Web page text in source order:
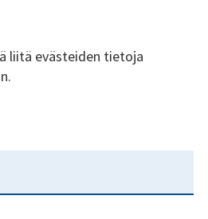
liitä evästeiden tietoja